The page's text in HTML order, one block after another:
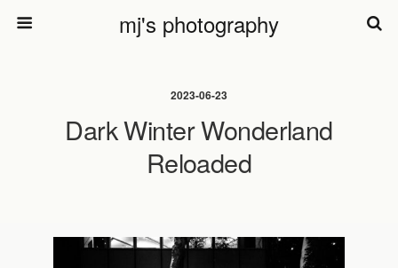
mj's photography
2023-06-23
Dark Winter Wonderland
Reloaded